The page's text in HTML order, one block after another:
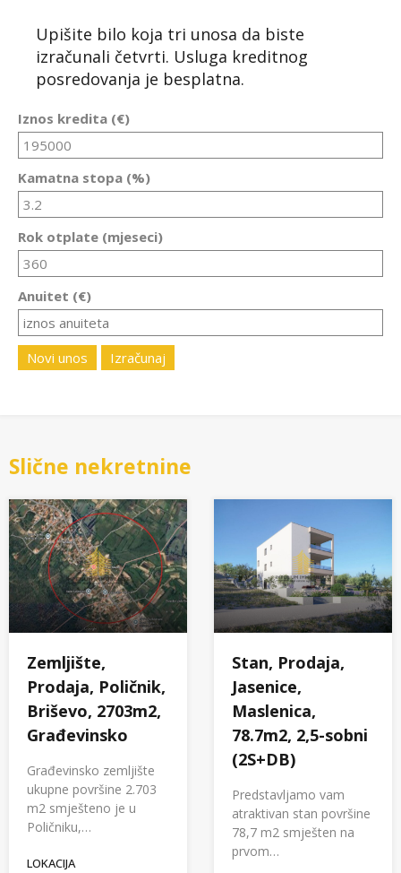
Upišite bilo koja tri unosa da biste
izračunali četvrti. Usluga kreditnog
posredovanja je besplatna.
Iznos kredita (€)
Kamatna stopa (%)
Rok otplate (mjeseci)
Anuitet (€)
Novi unos Izračunaj
Slične nekretnine
Zemljište,
Prodaja, Poličnik,
Briševo, 2703m2,
Građevinsko
Građevinsko zemljište
ukupne površine 2.703
m2 smješteno je u
Poličniku,…
LOKACIJA
Stan, Prodaja,
Jasenice,
Maslenica,
78.7m2, 2,5-sobni
(2S+DB)
Predstavljamo vam
atraktivan stan površine
78,7 m2 smješten na
prvom…